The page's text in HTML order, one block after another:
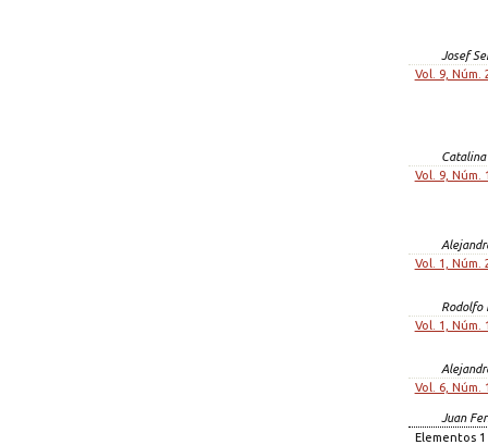
Josef
Vol. 9, Núm.
Vol. 9, Núm.
Vol. 1, Núm.
Rodolfo
Vol. 1, Núm.
Vol. 6, Núm.
Juan
Elementos 1